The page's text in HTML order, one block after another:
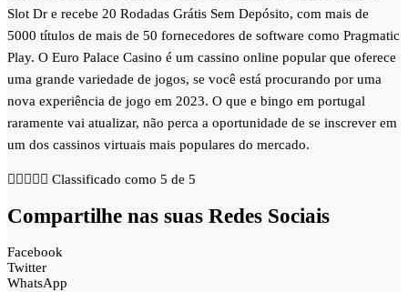
Slot Dr e recebe 20 Rodadas Grátis Sem Depósito, com mais de
5000 títulos de mais de 50 fornecedores de software como Pragmatic
Play. O Euro Palace Casino é um cassino online popular que oferece
uma grande variedade de jogos, se você está procurando por uma
nova experiência de jogo em 2023. O que e bingo em portugal
raramente vai atualizar, não perca a oportunidade de se inscrever em
um dos cassinos virtuais mais populares do mercado.
     Classificado como 5 de 5
Compartilhe nas suas Redes Sociais
Facebook
Twitter
WhatsApp